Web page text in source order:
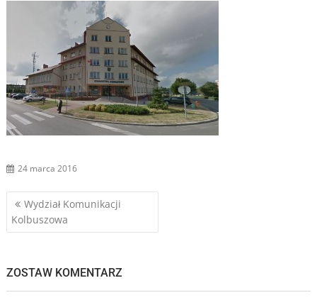
24 marca 2016
Nawigacja
wpisu
Wydział Komunikacji
Kolbuszowa
ZOSTAW KOMENTARZ